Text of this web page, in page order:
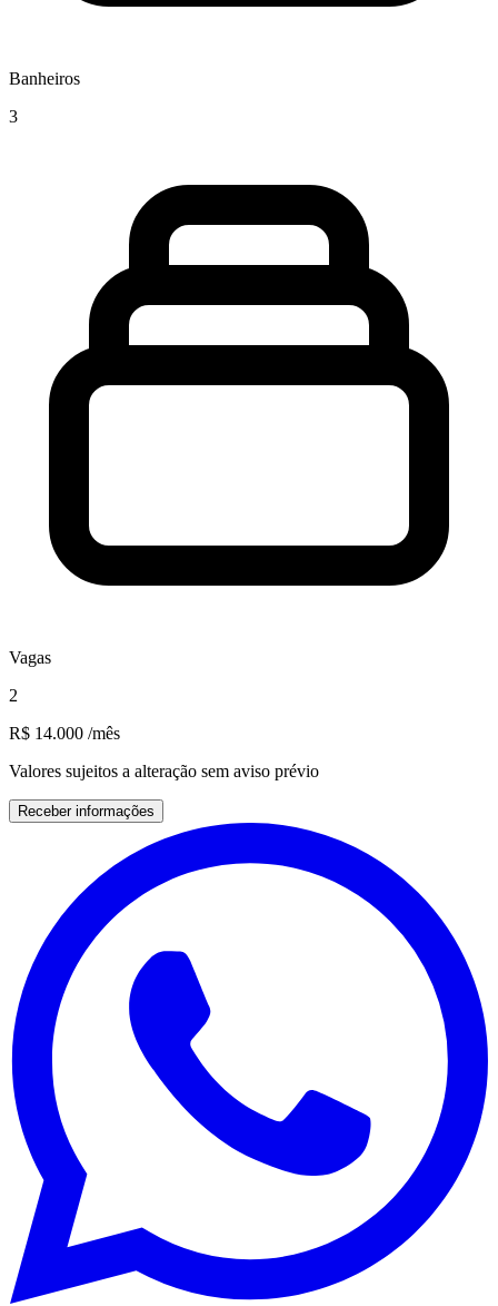
Banheiros
3
Vagas
2
R$ 14.000 /mês
Valores sujeitos a alteração sem aviso prévio
Receber informações